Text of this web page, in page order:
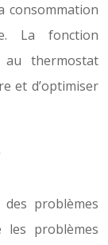
consommation
La fonction
au thermostat
et d’optimiser
problèmes
les problèmes